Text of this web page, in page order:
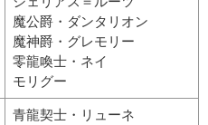
魔公爵・ダンタリオン
魔神爵・グレモリー
零龍喚士・ネイ
モリグー
青龍契士・リューネ